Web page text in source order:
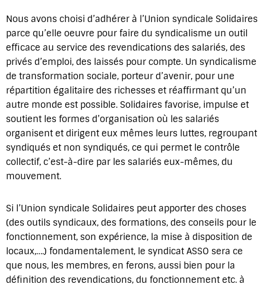
Nous avons choisi d’adhérer à l’Union syndicale Solidaires
parce qu’elle oeuvre pour faire du syndicalisme un outil
efficace au service des revendications des salariés, des
privés d’emploi, des laissés pour compte. Un syndicalisme
de transformation sociale, porteur d’avenir, pour une
répartition égalitaire des richesses et réaffirmant qu’un
autre monde est possible. Solidaires favorise, impulse et
soutient les formes d’organisation où les salariés
organisent et dirigent eux mêmes leurs luttes, regroupant
syndiqués et non syndiqués, ce qui permet le contrôle
collectif, c’est-à-dire par les salariés eux-mêmes, du
mouvement.
Si l’Union syndicale Solidaires peut apporter des choses
(des outils syndicaux, des formations, des conseils pour le
fonctionnement, son expérience, la mise à disposition de
locaux,….) fondamentalement, le syndicat ASSO sera ce
que nous, les membres, en ferons, aussi bien pour la
définition des revendications, du fonctionnement etc. à